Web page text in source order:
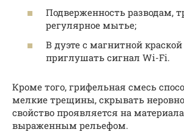
Подверженность разводам,
регулярное мытье;
В дуэте с магнитной
приглушать сигнал Wi-Fi.
Кроме того, грифельная смесь
мелкие трещины, скрывать
свойство проявляется на
выраженным рельефом.